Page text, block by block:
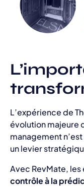
L’expérience de
évolution majeure
management
un levier
Avec RevMate,
contrôle à la